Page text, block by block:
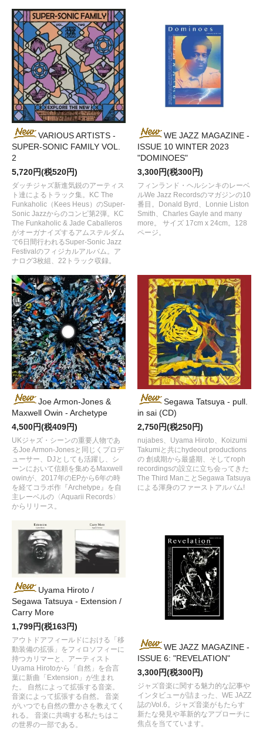
VARIOUS ARTISTS -
SUPER-SONIC FAMILY VOL.
2
5,720円(税520円)
ダッチジャズ新進気鋭のアーティス
ト達によるトラック集。KC The
Funkaholic（Kees Heus）のSuper-
Sonic Jazzからのコンピ第2弾。KC
The Funkaholic & Jade Caballeros
がオーガナイズするアムステルダム
で6日間行われるSuper-Sonic Jazz
Festivalのフィジカルアルバム。ア
ナログ3枚組、22トラック収録。
WE JAZZ MAGAZINE -
ISSUE 10 WINTER 2023
"DOMINOES"
3,300円(税300円)
フィンランド・ヘルシンキのレーベ
ルWe Jazz Recordsのマガジンの10
番目。Donald Byrd、Lonnie Liston
Smith、Charles Gayle and many
more。 サイズ 17cm x 24cm。128
ページ。
Joe Armon-Jones &
Maxwell Owin - Archetype
4,500円(税409円)
UKジャズ・シーンの重要人物であ
るJoe Armon-Jonesと同じくプロデ
ューサー、DJとしても活躍し、シ
ーンにおいて信頼を集めるMaxwell
owinが、2017年のEPから6年の時
を経てコラボ作『Archetype』を自
主レーベルの〈Aquarii Records〉
からリリース。
Segawa Tatsuya - pull​.​
in sai (CD)
2,750円(税250円)
nujabes、Uyama Hiroto、Koizumi
Takumiと共にhydeout productions
の 創成期から最盛期、そしてroph
recordingsの設立に立ち会ってきた
The Third ManことSegawa Tatsuya
による渾身のファーストアルバム!
Uyama Hiroto /
Segawa Tatsuya - Extension /​
Carry More
1,799円(税163円)
アウトドアフィールドにおける「移
動装備の拡張」をフィロソフィーに
持つカリマーと、アーティスト
Uyama Hirotoから「自然」を合言
葉に新曲「Extension」が生まれ
た。 自然によって拡張する音楽。
音楽によって拡張する自然。 音楽
がいつでも自然の豊かさを教えてく
れる。 音楽に共鳴する私たちはこ
の世界の一部である。
WE JAZZ MAGAZINE -
ISSUE 6: "REVELATION"
3,300円(税300円)
ジャズ音楽に関する魅力的な記事や
インタビューが詰まった、WE JAZZ
誌のVol.6。ジャズ音楽がもたらす
新たな発見や革新的なアプローチに
焦点を当てています。